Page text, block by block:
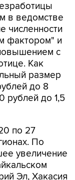
в ведомстве
численности
фактором" и
с
Как
размер
до 8
рублей до 1,5
по 27
По
увеличение
Эл, Хакасия